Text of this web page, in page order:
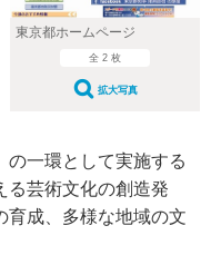
東京都ホームページ
全 2 枚
拡大写真
の一環として実施する
る芸術文化の創造発
育成、多様な地域の文